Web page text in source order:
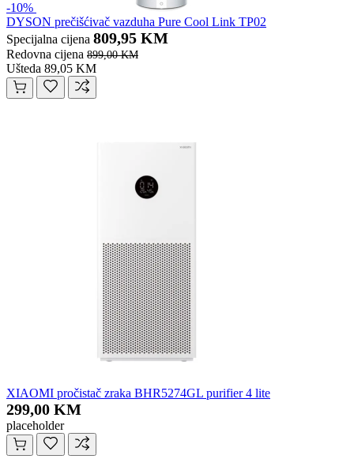
-10%
DYSON prečišćivač vazduha Pure Cool Link TP02
Specijalna cijena 809,95 KM
Redovna cijena 899,00 KM
Ušteda 89,05 KM
XIAOMI pročistač zraka BHR5274GL purifier 4 lite
299,00 KM
placeholder